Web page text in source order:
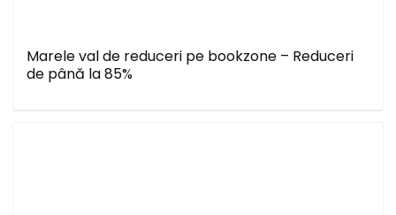
Marele val de reduceri pe bookzone – Reduceri
de până la 85%